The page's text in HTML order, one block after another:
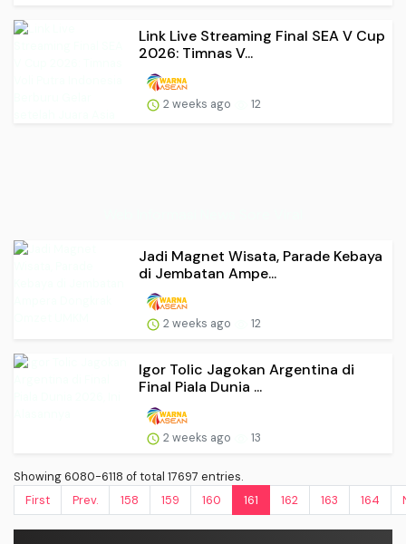
Link Live Streaming Final SEA V Cup
2026: Timnas V...
2 weeks ago 12
Jadi Magnet Wisata, Parade Kebaya
di Jembatan Ampe...
2 weeks ago 12
Igor Tolic Jagokan Argentina di
Final Piala Dunia ...
2 weeks ago 13
Showing 6080-6118 of total 17697 entries.
First
Prev. 158 159 160 161 162 163 164